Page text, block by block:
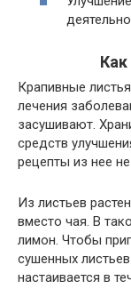
Как
Крапивные
лечения
засушивают.
средств
рецепты из нее
Из листьев
вместо чая. В
лимон. Чтобы
сушенных
настаивается в